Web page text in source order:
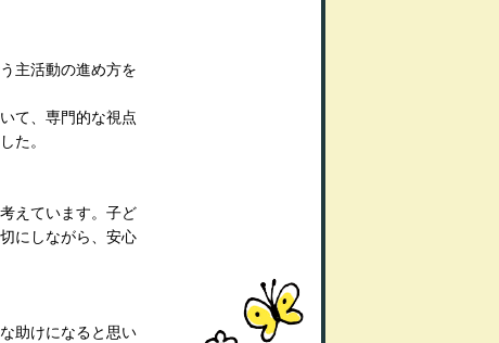
主活動の進め方を
て、専門的な視点
た。
えています。子ど
にしながら、安心
助けになると思い